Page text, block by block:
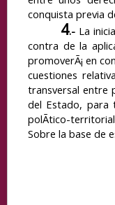
conquista previa
4.- La
contra de la
promoverÃ¡ en
cuestiones
transversal entre
del Estado, para
polÃ­tico-
Sobre la base de